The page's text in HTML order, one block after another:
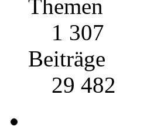
Themen
1 307
Beiträge
29 482